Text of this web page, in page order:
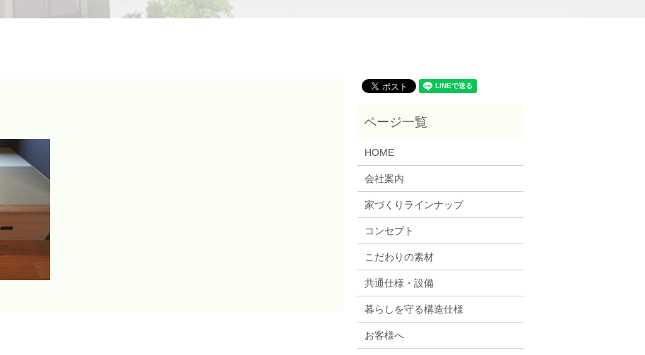
HOME
会社案内
家づくりラインナップ
コンセプト
こだわりの素材
共通仕様・設備
暮らしを守る構造仕様
お客様へ